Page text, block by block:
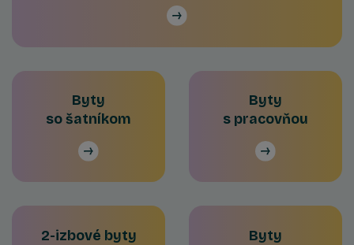
Byty
so šatníkom
Byty
s pracovňou
2-izbové byty
Byty